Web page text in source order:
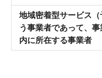
地域密着型サービス
う事業者であって、
内に所在する事業者